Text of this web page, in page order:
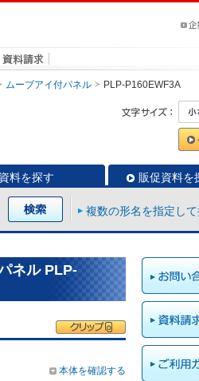
ムーブアイ付パネル PLP-P160EWF3A
料を探す 販促資料を
複数の形名を指定し
ネル PLP-
本体を確認する